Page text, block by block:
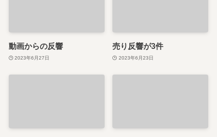
動画からの反響
2023年6月27日
売り反響が3件
2023年6月23日